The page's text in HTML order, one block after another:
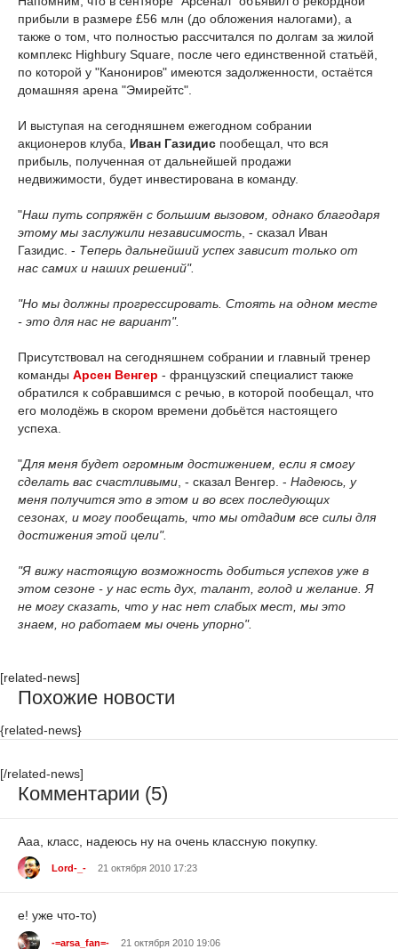
прибыли в размере £56 млн (до обложения налогами), а
также о том, что полностью рассчитался по долгам за жилой
комплекс Highbury Square, после чего единственной статьёй,
по которой у "Канониров" имеются задолженности, остаётся
домашняя арена "Эмирейтс".
И выступая на сегодняшнем ежегодном собрании
акционеров клуба, Иван Газидис пообещал, что вся
прибыль, полученная от дальнейшей продажи
недвижимости, будет инвестирована в команду.
"Наш путь сопряжён с большим вызовом, однако благодаря
этому мы заслужили независимость, - сказал Иван
Газидис. - Теперь дальнейший успех зависит только от
нас самих и наших решений".
"Но мы должны прогрессировать. Стоять на одном месте
- это для нас не вариант".
Присутствовал на сегодняшнем собрании и главный тренер
команды Арсен Венгер - французский специалист также
обратился к собравшимся с речью, в которой пообещал, что
его молодёжь в скором времени добьётся настоящего
успеха.
"Для меня будет огромным достижением, если я смогу
сделать вас счастливыми, - сказал Венгер. - Надеюсь, у
меня получится это в этом и во всех последующих
сезонах, и могу пообещать, что мы отдадим все силы для
достижения этой цели".
"Я вижу настоящую возможность добиться успехов уже в
этом сезоне - у нас есть дух, талант, голод и желание. Я
не могу сказать, что у нас нет слабых мест, мы это
знаем, но работаем мы очень упорно".
[related-news]
Похожие новости
{related-news}
[/related-news]
Комментарии (5)
Ааа, класс, надеюсь ну на очень классную покупку.
Lord-_- 21 октября 2010 17:23
е! уже что-то)
-=arsa_fan=- 21 октября 2010 19:06